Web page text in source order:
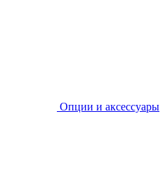
Опции и аксессуары